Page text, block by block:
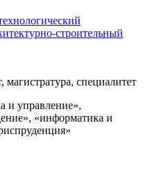
строительный
магистратура, специалитет
и управление»,
«информатика и